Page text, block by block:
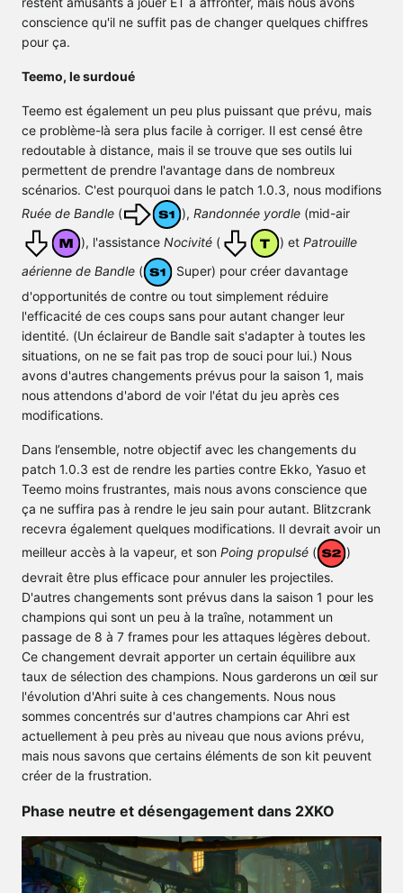
conscience qu'il ne suffit pas de changer quelques chiffres
pour ça.
Teemo, le surdoué
Teemo est également un peu plus puissant que prévu, mais
ce problème-là sera plus facile à corriger. Il est censé être
redoutable à distance, mais il se trouve que ses outils lui
permettent de prendre l'avantage dans de nombreux
scénarios. C'est pourquoi dans le patch 1.0.3, nous modifions
Ruée de Bandle ( ), Randonnée yordle (mid-air
), l'assistance Nocivité ( ) et Patrouille
aérienne de Bandle (
Super) pour créer davantage
d'opportunités de contre ou tout simplement réduire
l'efficacité de ces coups sans pour autant changer leur
identité. (Un éclaireur de Bandle sait s'adapter à toutes les
situations, on ne se fait pas trop de souci pour lui.) Nous
avons d'autres changements prévus pour la saison 1, mais
nous attendons d'abord de voir l'état du jeu après ces
modifications.
Dans l’ensemble, notre objectif avec les changements du
patch 1.0.3 est de rendre les parties contre Ekko, Yasuo et
Teemo moins frustrantes, mais nous avons conscience que
ça ne suffira pas à rendre le jeu sain pour autant. Blitzcrank
recevra également quelques modifications. Il devrait avoir un
meilleur accès à la vapeur, et son Poing propulsé (
)
devrait être plus efficace pour annuler les projectiles.
D'autres changements sont prévus dans la saison 1 pour les
champions qui sont un peu à la traîne, notamment un
passage de 8 à 7 frames pour les attaques légères debout.
Ce changement devrait apporter un certain équilibre aux
taux de sélection des champions. Nous garderons un œil sur
l'évolution d'Ahri suite à ces changements. Nous nous
sommes concentrés sur d'autres champions car Ahri est
actuellement à peu près au niveau que nous avions prévu,
mais nous savons que certains éléments de son kit peuvent
créer de la frustration.
Phase neutre et désengagement dans 2XKO